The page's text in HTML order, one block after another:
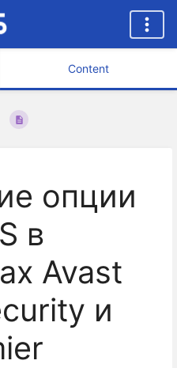
Content
опции
в
Avast
и